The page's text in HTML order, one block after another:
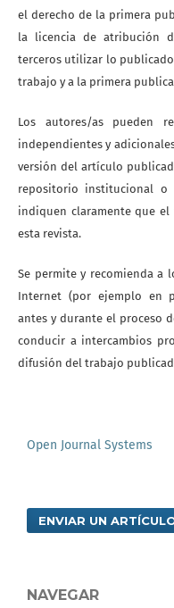
el derecho de la primera
la licencia de atribución
terceros utilizar lo
trabajo y a la primera
Los autores/as pueden
independientes y
versión del artículo
repositorio institucional
indiquen claramente que
esta revista.
Se permite y recomienda a
Internet (por ejemplo en
antes y durante el proceso
conducir a intercambios
difusión del trabajo
Open Journal Systems
ENVIAR UN
NAVEGAR